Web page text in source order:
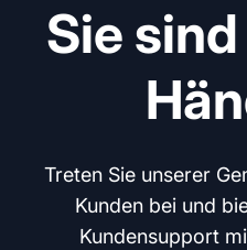
Sie
Treten Sie unserer
Kunden bei und
Kundensupport